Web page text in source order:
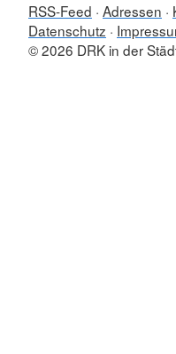
RSS-Feed Adressen
Datenschutz
© 2026 DRK in der